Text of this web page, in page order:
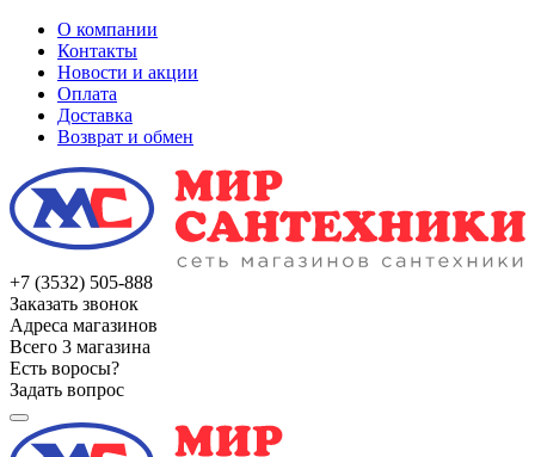
О компании
Контакты
Новости и акции
Оплата
Доставка
Возврат и обмен
+7 (3532) 505-888
Заказать звонок
Адреса магазинов
Всего 3 магазина
Есть воросы?
Задать вопрос